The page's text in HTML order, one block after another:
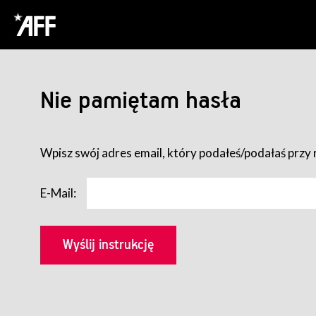
Nie pamiętam hasła
Wpisz swój adres email, który podałeś/podałaś
E-Mail: